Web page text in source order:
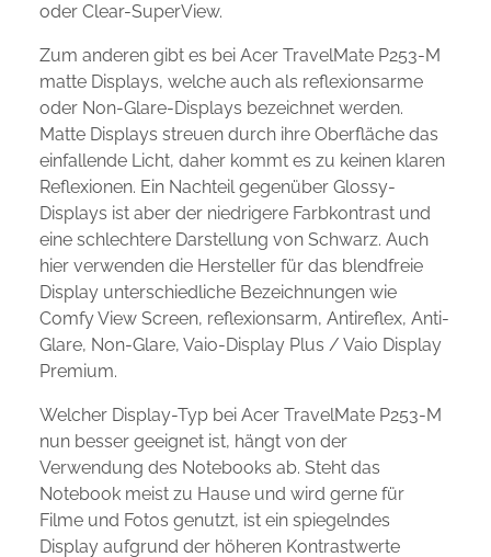
oder Clear-SuperView.
Zum anderen gibt es bei Acer TravelMate P253-M
matte Displays, welche auch als reflexionsarme
oder Non-Glare-Displays bezeichnet werden.
Matte Displays streuen durch ihre Oberfläche das
einfallende Licht, daher kommt es zu keinen klaren
Reflexionen. Ein Nachteil gegenüber Glossy-
Displays ist aber der niedrigere Farbkontrast und
eine schlechtere Darstellung von Schwarz. Auch
hier verwenden die Hersteller für das blendfreie
Display unterschiedliche Bezeichnungen wie
Comfy View Screen, reflexionsarm, Antireflex, Anti-
Glare, Non-Glare, Vaio-Display Plus / Vaio Display
Premium.
Welcher Display-Typ bei Acer TravelMate P253-M
nun besser geeignet ist, hängt von der
Verwendung des Notebooks ab. Steht das
Notebook meist zu Hause und wird gerne für
Filme und Fotos genutzt, ist ein spiegelndes
Display aufgrund der höheren Kontrastwerte